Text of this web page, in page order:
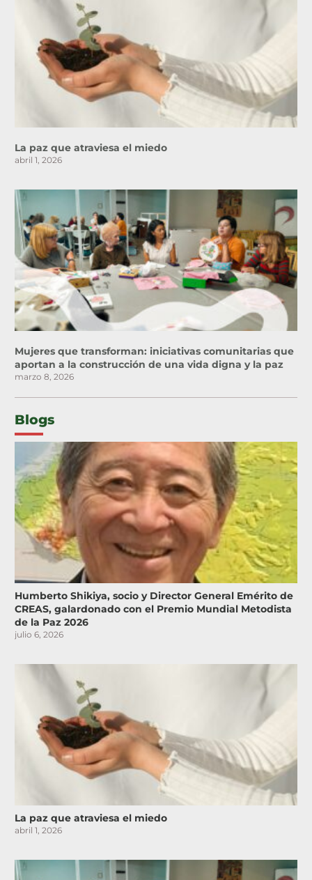
La paz que atraviesa el miedo
abril 1, 2026
Mujeres que transforman: iniciativas comunitarias que
aportan a la construcción de una vida digna y la paz
marzo 8, 2026
Blogs
Humberto Shikiya, socio y Director General Emérito de
CREAS, galardonado con el Premio Mundial Metodista
de la Paz 2026
julio 6, 2026
La paz que atraviesa el miedo
abril 1, 2026